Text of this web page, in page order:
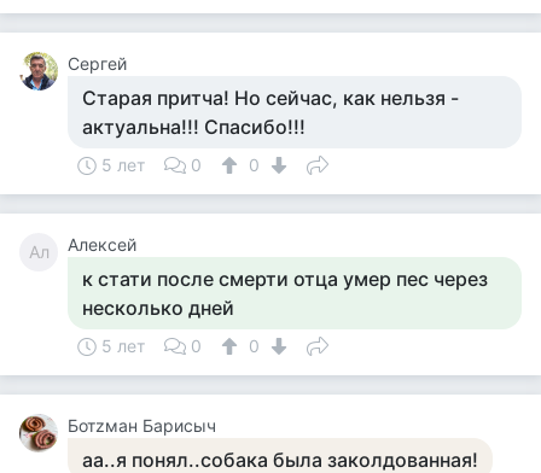
Сергей
Старая притча! Но сейчас, как нельзя -
актуальна!!! Спасибо!!!
5 лет 0 0
Ал Алексей
к стати после смерти отца умер пес через
несколько дней
5 лет 0 0
Ботzман Барисыч
аа..я понял..собака была заколдованная!